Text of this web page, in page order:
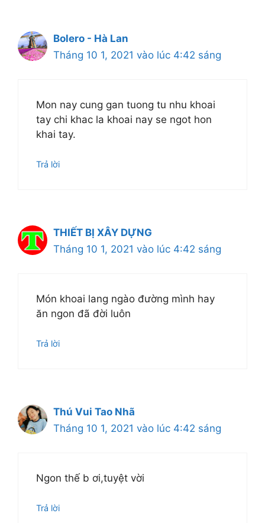
Bolero - Hà Lan
Tháng 10 1, 2021 vào lúc 4:42 sáng
Mon nay cung gan tuong tu nhu khoai
tay chi khac la khoai nay se ngot hon
khai tay.
Trả lời
THIẾT BỊ XÂY DỰNG
Tháng 10 1, 2021 vào lúc 4:42 sáng
Món khoai lang ngào đường mình hay
ăn ngon đã đời luôn
Trả lời
Thú Vui Tao Nhã
Tháng 10 1, 2021 vào lúc 4:42 sáng
Ngon thế b ơi,tuyệt vời
Trả lời